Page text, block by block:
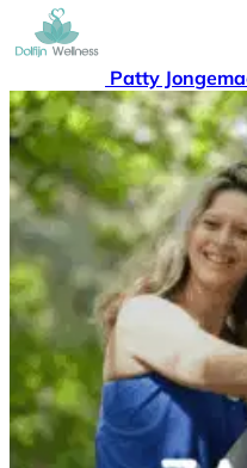
Patty